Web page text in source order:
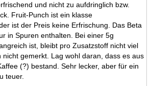
und nicht zu aufdringlich bzw.
Fruit-Punch ist ein klasse
ist der Preis keine Erfrischung. Das Beta
in Spuren enthalten. Bei einer 5g
ist, bleibt pro Zusatzstoff nicht viel
nicht gemerkt. Lag wohl daran, dass es aus
(?) bestand. Sehr lecker, aber für ein
teuer.